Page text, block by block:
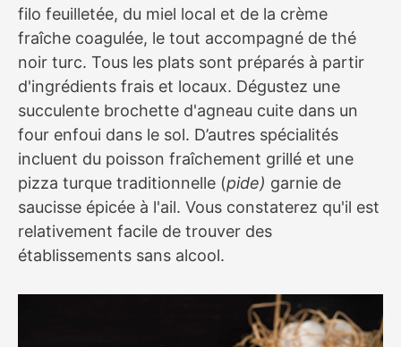
filo feuilletée, du miel local et de la crème
fraîche coagulée, le tout accompagné de thé
noir turc. Tous les plats sont préparés à partir
d'ingrédients frais et locaux. Dégustez une
succulente brochette d'agneau cuite dans un
four enfoui dans le sol. D’autres spécialités
incluent du poisson fraîchement grillé et une
pizza turque traditionnelle (pide) garnie de
saucisse épicée à l'ail. Vous constaterez qu'il est
relativement facile de trouver des
établissements sans alcool.